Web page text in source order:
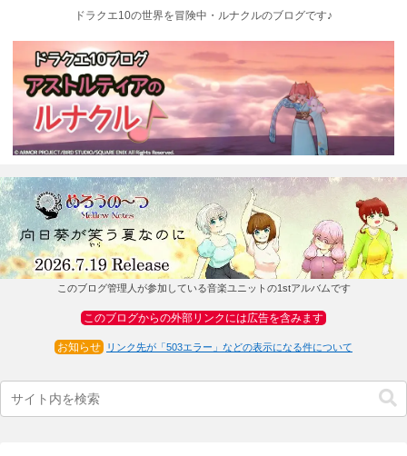
ドラクエ10の世界を冒険中・ルナクルのブログです♪
このブログ管理人が参加している音楽ユニットの1stアルバムです
このブログからの外部リンクには広告を含みます
お知らせ リンク先が「503エラー」などの表示になる件について